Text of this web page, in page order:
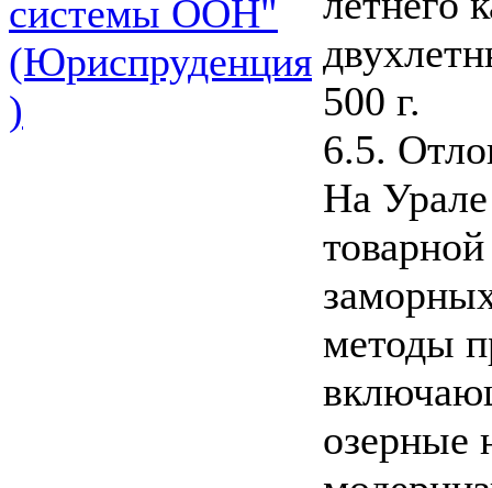
системы ООН"
(Юриспруденция
)
500 г.
6.5.
На
методы
озерные